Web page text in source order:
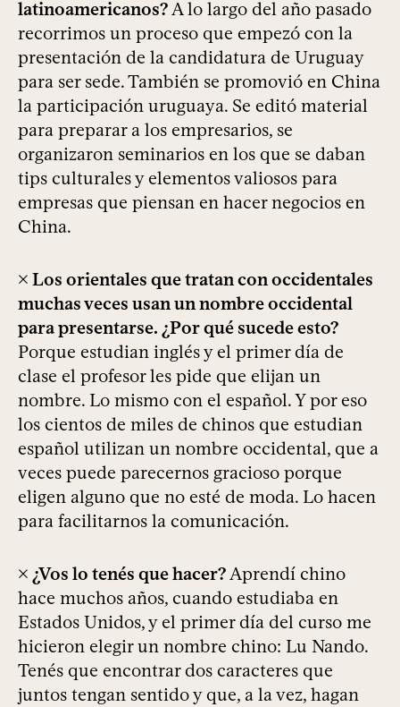
latinoamericanos?A lo largo del año pasado
recorrimos un proceso que empezó con la
presentación de la candidatura de Uruguay
para ser sede. También se promovió en China
la participación uruguaya. Se editó material
para preparar a los empresarios, se
organizaron seminarios en los que se daban
tips culturales y elementos valiosos para
empresas que piensan en hacer negocios en
China.
× Los orientales que tratan con occidentales
muchas veces usan un nombre occidental
para presentarse. ¿Por qué sucede esto?
Porque estudian inglés y el primer día de
clase el profesor les pide que elijan un
nombre. Lo mismo con el español. Y por eso
los cientos de miles de chinos que estudian
español utilizan un nombre occidental, que a
veces puede parecernos gracioso porque
eligen alguno que no esté de moda. Lo hacen
para facilitarnos la comunicación.
× ¿Vos lo tenés que hacer?Aprendí chino
hace muchos años, cuando estudiaba en
Estados Unidos, y el primer día del curso me
hicieron elegir un nombre chino: Lu Nando.
Tenés que encontrar dos caracteres que
juntos tengan sentido y que, a la vez, hagan